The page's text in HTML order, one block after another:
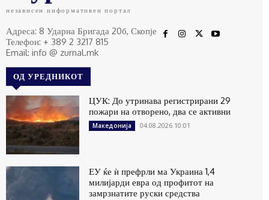
независен информативен портал
Адреса: 8 Ударна Бригада 20б, Скопје
Телефон: + 389 2 3217 815
Email: info @ zurnal.mk
ОД УРЕДНИКОТ
ЦУК: До утринава регистрирани 29
пожари на отворено, два се активни
Македонија 04.08.2026 10:01
ЕУ ќе ѝ префрли ма Украина 1,4
милијарди евра од профитот на
замрзнатите руски средства